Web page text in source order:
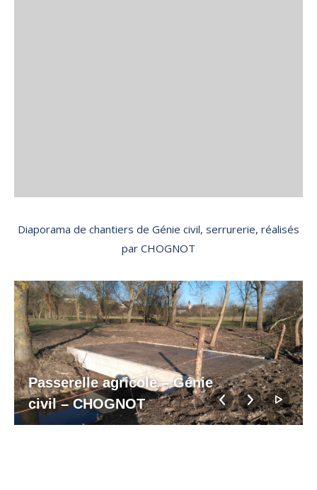
Diaporama de chantiers de Génie civil, serrurerie, réalisés
par CHOGNOT
Passerelle agricole – Génie
civil – CHOGNOT